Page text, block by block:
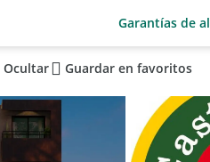
Garantías de
Ocultar Guardar en favoritos